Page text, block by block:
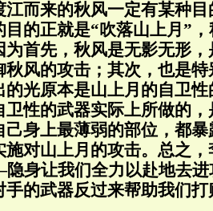
江而来的秋风一定有某种
目的正就是“吹落山上月”
为首先，秋风是无影无形
秋风的攻击；其次，也是
的光原本是山上月的自卫
卫性的武器实际上所做的
己身上最薄弱的部位，都
施对山上月的攻击。总之
身让我们全力以赴地去进
手的武器反过来帮助我们打